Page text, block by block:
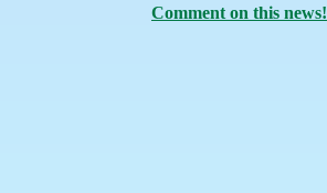
Comment on this news!